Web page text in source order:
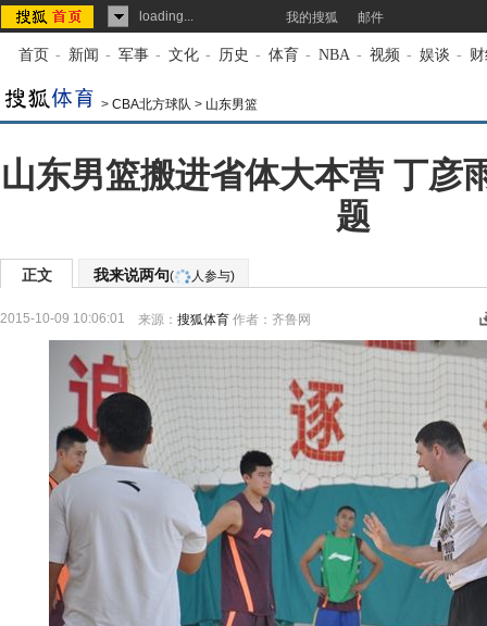
loading... 我的搜狐 邮件
首页 - 新闻 - 军事 - 文化 - 历史 - 体育 - NBA - 视频 - 娱谈 -
> CBA北方球队 > 山东男篮
山东男篮搬进省体大本营 丁彦
题
正文 我来说两句( 人参与)
2015-10-09 10:06:01 来源： 搜狐体育 作者：齐鲁网